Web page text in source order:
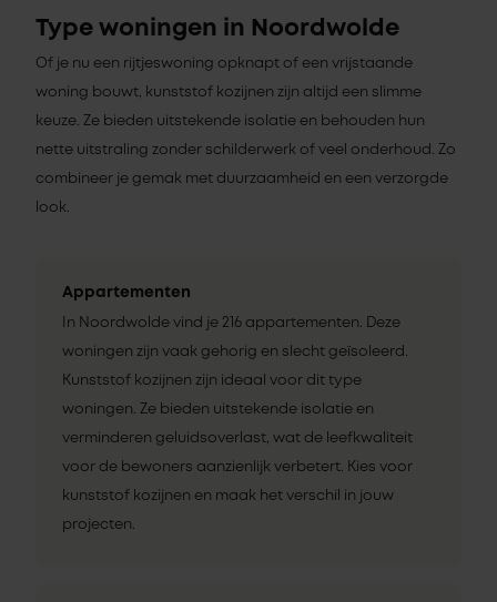
Type woningen in Noordwolde
Of je nu een rijtjeswoning opknapt of een vrijstaande
woning bouwt, kunststof kozijnen zijn altijd een slimme
keuze. Ze bieden uitstekende isolatie en behouden hun
nette uitstraling zonder schilderwerk of veel onderhoud. Zo
combineer je gemak met duurzaamheid en een verzorgde
look.
Appartementen
In Noordwolde vind je 216 appartementen. Deze
woningen zijn vaak gehorig en slecht geïsoleerd.
Kunststof kozijnen zijn ideaal voor dit type
woningen. Ze bieden uitstekende isolatie en
verminderen geluidsoverlast, wat de leefkwaliteit
voor de bewoners aanzienlijk verbetert. Kies voor
kunststof kozijnen en maak het verschil in jouw
projecten.